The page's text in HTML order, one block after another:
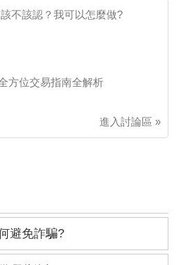
不該認？我可以怎麼做?
方位交易指南全解析
進入討論區 »
避免詐騙?